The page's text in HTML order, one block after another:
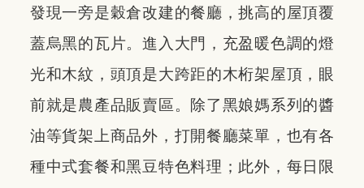
發現一旁是穀倉改建的餐廳，挑高的屋頂覆
蓋烏黑的瓦片。進入大門，充盈暖色調的燈
光和木紋，頭頂是大跨距的木桁架屋頂，眼
前就是農產品販賣區。除了黑娘媽系列的醬
油等貨架上商品外，打開餐廳菜單，也有各
種中式套餐和黑豆特色料理；此外，每日限